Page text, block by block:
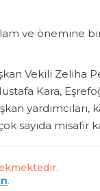
ve önemine
Vekili Zeliha
Kara,
yardımcıları,
sayıda misafir
.